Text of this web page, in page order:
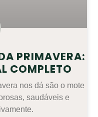
PRIMAVERA:
COMPLETO
nos dá são o mote
saudáveis e